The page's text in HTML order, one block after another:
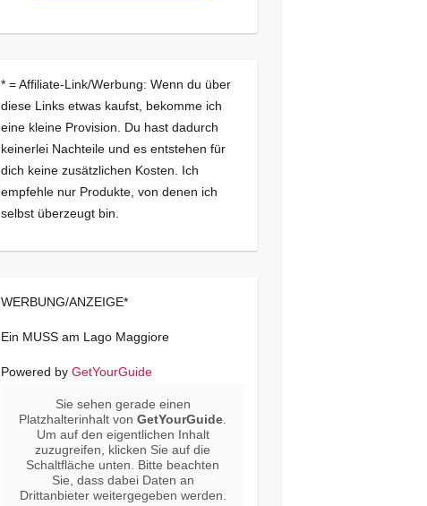
* = Affiliate-Link/Werbung: Wenn du über
diese Links etwas kaufst, bekomme ich
eine kleine Provision. Du hast dadurch
keinerlei Nachteile und es entstehen für
dich keine zusätzlichen Kosten. Ich
empfehle nur Produkte, von denen ich
selbst überzeugt bin.
WERBUNG/ANZEIGE*
Ein MUSS am Lago Maggiore
Powered by GetYourGuide
Sie sehen gerade einen
Platzhalterinhalt vonGetYourGuide
Um auf den eigentlichen Inhalt
zuzugreifen, klicken Sie auf die
Schaltfläche unten. Bitte beachten
Sie, dass dabei Daten an
Drittanbieter weitergegeben werden.